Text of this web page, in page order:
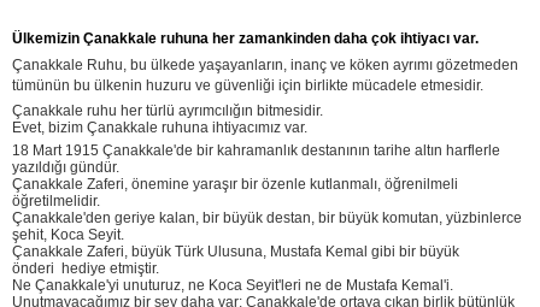
Ülkemizin Çanakkale ruhuna her zamankinden daha çok ihtiyacı var.
Çanakkale Ruhu, bu ülkede yaşayanların, inanç ve köken ayrımı gözetmeden
tümünün bu ülkenin huzuru ve güvenliği için birlikte mücadele etmesidir.
Çanakkale ruhu her türlü ayrımcılığın bitmesidir.
Evet, bizim Çanakkale ruhuna ihtiyacımız var.
18 Mart 1915 Çanakkale'de bir kahramanlık destanının tarihe altın harflerle
yazıldığı gündür.
Çanakkale Zaferi, önemine yaraşır bir özenle kutlanmalı, öğrenilmeli
öğretilmelidir.
Çanakkale'den geriye kalan, bir büyük destan, bir büyük komutan, yüzbinlerce
şehit, Koca Seyit.
Çanakkale Zaferi, büyük Türk Ulusuna, Mustafa Kemal gibi bir büyük
önderi hediye etmiştir.
Ne Çanakkale'yi unuturuz, ne Koca Seyit'leri ne de Mustafa Kemal'i.
Unutmayacağımız bir şey daha var: Çanakkale'de ortaya çıkan birlik bütünlük